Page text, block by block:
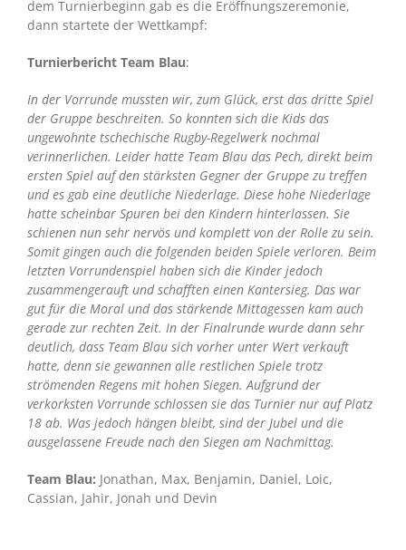
dem Turnierbeginn gab es die Eröffnungszeremonie,
dann startete der Wettkampf:
Turnierbericht Team Blau:
In der Vorrunde mussten wir, zum Glück, erst das dritte Spiel
der Gruppe beschreiten. So konnten sich die Kids das
ungewohnte tschechische Rugby-Regelwerk nochmal
verinnerlichen. Leider hatte Team Blau das Pech, direkt beim
ersten Spiel auf den stärksten Gegner der Gruppe zu treffen
und es gab eine deutliche Niederlage. Diese hohe Niederlage
hatte scheinbar Spuren bei den Kindern hinterlassen. Sie
schienen nun sehr nervös und komplett von der Rolle zu sein.
Somit gingen auch die folgenden beiden Spiele verloren. Beim
letzten Vorrundenspiel haben sich die Kinder jedoch
zusammengerauft und schafften einen Kantersieg. Das war
gut für die Moral und das stärkende Mittagessen kam auch
gerade zur rechten Zeit. In der Finalrunde wurde dann sehr
deutlich, dass Team Blau sich vorher unter Wert verkauft
hatte, denn sie gewannen alle restlichen Spiele trotz
strömenden Regens mit hohen Siegen. Aufgrund der
verkorksten Vorrunde schlossen sie das Turnier nur auf Platz
18 ab. Was jedoch hängen bleibt, sind der Jubel und die
ausgelassene Freude nach den Siegen am Nachmittag.
Team Blau: Jonathan, Max, Benjamin, Daniel, Loic,
Cassian, Jahir, Jonah und Devin